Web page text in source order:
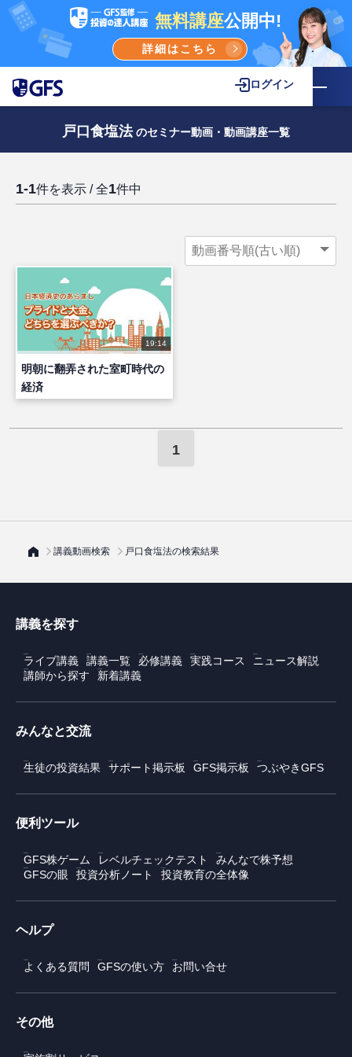
無料講座公開中!
詳細はこちら
ログイン
戸口食塩法 のセミナー動画・動画講座一覧
1-1件を表示 / 全1件中
19:14
明朝に翻弄された室町時代の
経済
1
講義動画検索 戸口食塩法の検索結果
講義を探す
ライブ講義 講義一覧 必修講義 実践コース
ニュース解説
講師から探す
新着講義
みんなと交流
生徒の投資結果 サポート掲示板 GFS掲示板 つぶやきGFS
便利ツール
GFS株ゲーム レベルチェックテスト
みんなで株予想
GFSの眼
投資分析ノート 投資教育の全体像
ヘルプ
よくある質問 GFSの使い方 お問い合せ
その他